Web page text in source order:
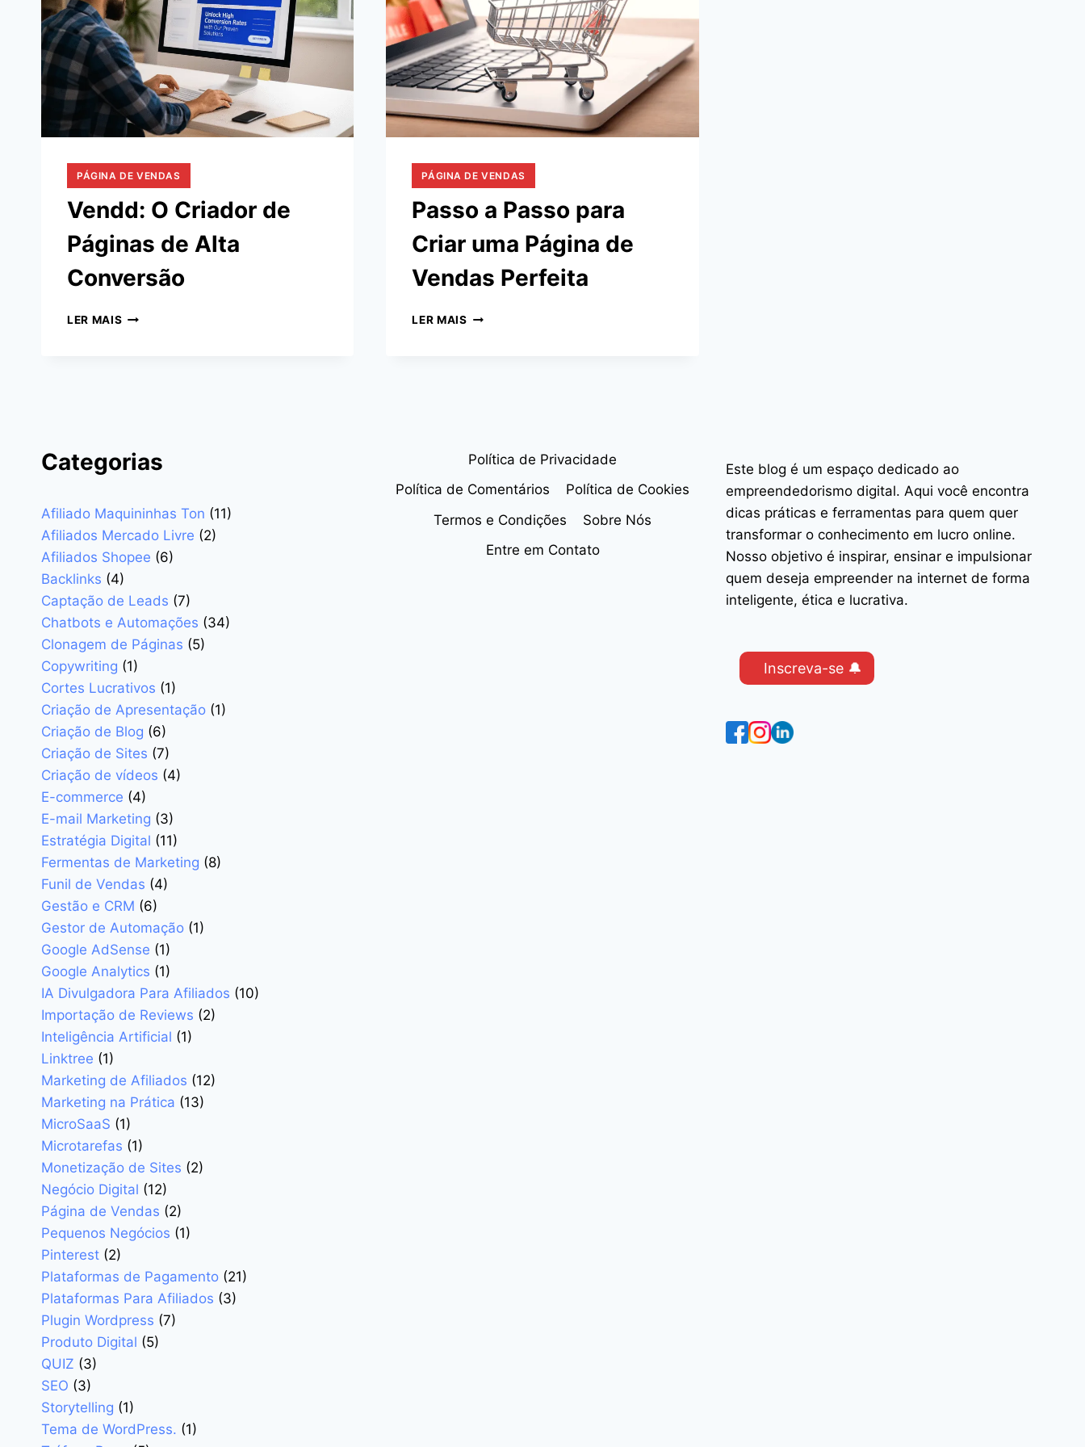
PÁGINA DE VENDAS
Vendd: O Criador de
Páginas de Alta
Conversão
LER MAIS VENDD:
PÁGINA DE VENDAS
Passo a Passo para
Criar uma Página de
Vendas Perfeita
LER MAIS PASSO
VENDAS
PERFEITA
Categorias
Afiliado Maquininhas Ton (11)
Afiliados Mercado Livre (2)
Afiliados Shopee (6)
Backlinks (4)
Captação de Leads (7)
Chatbots e Automações (34)
Clonagem de Páginas (5)
Copywriting (1)
Cortes Lucrativos (1)
Criação de Apresentação (1)
Criação de Blog (6)
Criação de Sites (7)
Criação de vídeos (4)
E-commerce (4)
E-mail Marketing (3)
Estratégia Digital (11)
Fermentas de Marketing (8)
Funil de Vendas (4)
Gestão e CRM (6)
Gestor de Automação (1)
Google AdSense (1)
Google Analytics (1)
IA Divulgadora Para Afiliados (10)
Importação de Reviews (2)
Inteligência Artificial (1)
Linktree (1)
Marketing de Afiliados (12)
Marketing na Prática (13)
MicroSaaS (1)
Microtarefas (1)
Monetização de Sites (2)
Negócio Digital (12)
Página de Vendas (2)
Pequenos Negócios (1)
Pinterest (2)
Plataformas de Pagamento (21)
Plataformas Para Afiliados (3)
Plugin Wordpress (7)
Produto Digital (5)
QUIZ (3)
SEO (3)
Storytelling (1)
Tema de WordPress. (1)
Política de Privacidade
Política de Comentários
Política de Cookies
Termos e Condições
Sobre Nós
Entre em Contato
Este blog é um espaço dedicado ao
empreendedorismo digital. Aqui você encontra
dicas práticas e ferramentas para quem quer
transformar o conhecimento em lucro online.
Nosso objetivo é inspirar, ensinar e impulsionar
quem deseja empreender na internet de forma
inteligente, ética e lucrativa.
Inscreva-se 🔔